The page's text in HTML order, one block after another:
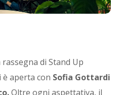
di Stand Up
è aperta con Sofia Gottardi
Oltre ogni aspettativa, il